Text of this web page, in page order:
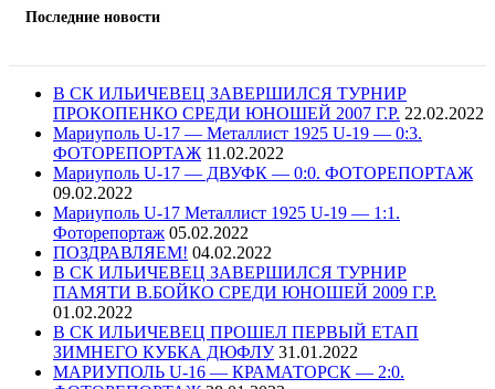
Последние новости
В СК ИЛЬИЧЕВЕЦ ЗАВЕРШИЛСЯ ТУРНИР
ПРОКОПЕНКО СРЕДИ ЮНОШЕЙ 2007 Г.Р. 22.02.2022
Мариуполь U-17 — Металлист 1925 U-19 — 0:3.
ФОТОРЕПОРТАЖ 11.02.2022
Мариуполь U-17 — ДВУФК — 0:0. ФОТОРЕПОРТАЖ
09.02.2022
Мариуполь U-17 Металлист 1925 U-19 — 1:1.
Фоторепортаж 05.02.2022
ПОЗДРАВЛЯЕМ! 04.02.2022
В СК ИЛЬИЧЕВЕЦ ЗАВЕРШИЛСЯ ТУРНИР
ПАМЯТИ В.БОЙКО СРЕДИ ЮНОШЕЙ 2009 Г.Р.
01.02.2022
В СК ИЛЬИЧЕВЕЦ ПРОШЕЛ ПЕРВЫЙ ЕТАП
ЗИМНЕГО КУБКА ДЮФЛУ 31.01.2022
МАРИУПОЛЬ U-16 — КРАМАТОРСК — 2:0.